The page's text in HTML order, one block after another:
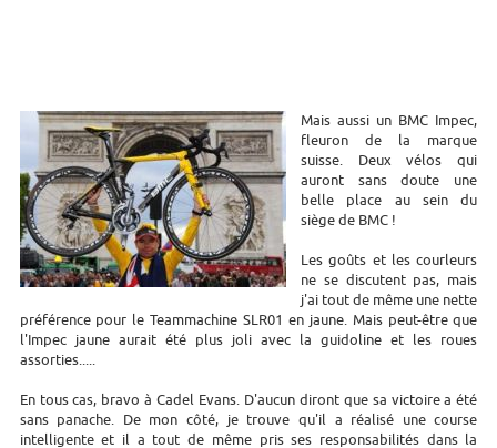
Mais aussi un BMC Impec,
fleuron de la marque
suisse. Deux vélos qui
auront sans doute une
belle place au sein du
siège de BMC !
Les goûts et les courleurs
ne se discutent pas, mais
j'ai tout de même une nette
préférence pour le Teammachine SLR01 en jaune. Mais peut-être que
l'Impec jaune aurait été plus joli avec la guidoline et les roues
assorties.....
En tous cas, bravo à Cadel Evans. D'aucun diront que sa victoire a été
sans panache. De mon côté, je trouve qu'il a réalisé une course
intelligente et il a tout de même pris ses responsabilités dans la